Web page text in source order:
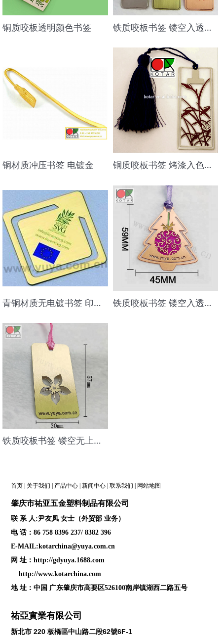
铜质咬板透明颜色书签 铁质咬板书签 镂空入透明色
铜材质冲压书签 电镀金 铜质咬板书签 烤漆入色电镀镍 流苏配饰
青铜材质无电镀书签 印刷 LOGO 铁质咬板书签 镂空入透明色 电镀红铜色
铁质咬板书签 镂空无上色 电镀古青铜
首页| 关于我们 | 产品中心| 新闻中心| 联系我们 | 网站地图
肇庆市祐亚五金塑料制品有限公司
联 系 人:尹友凤 女士（外贸部 业务）
电 话：86 758 8396 237/ 8382 396
E-MAIL:kotarchina@yuya.com.cn
网 址： http://gdyuya.1688.com
http://www.kotarchina.com
地 址：中国 广东肇庆市高要区526100南岸镇湖西二路五号
祐亞實業有限公司
新北市220 板橋區中山路二段62號6F-1